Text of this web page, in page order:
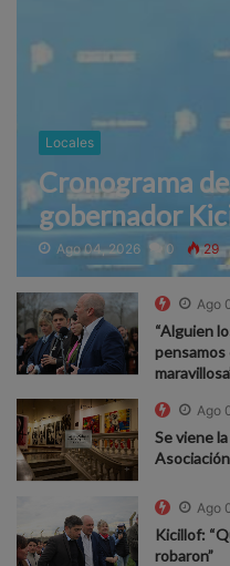
Locales
Cronograma
gobernador
Ago 04, 2026 0 29
Ago
“Alguien
pensamos
Ago
Se viene
Ago
Kicillof:
robaron”